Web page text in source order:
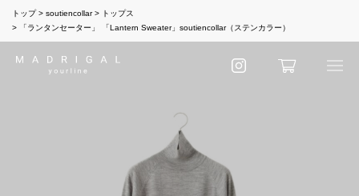
トップ soutiencollar
トップス
「ランタンセーター」 「Lantern Sweater」soutiencollar（ステンカラー）